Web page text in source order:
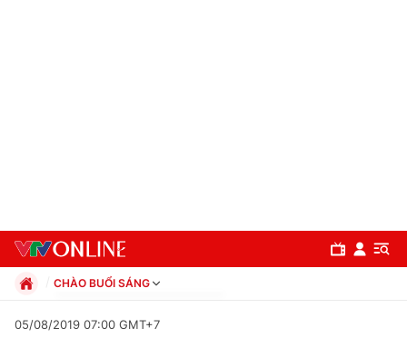
CHÀO BUỔI SÁNG
Xã hội
05/08/2019 07:00 GMT+7